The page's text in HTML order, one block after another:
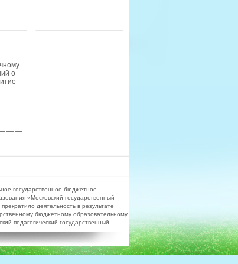
о
— — —
государственное бюджетное
«Московский государственный
деятельность в результате
бюджетному образовательному
педагогический государственный